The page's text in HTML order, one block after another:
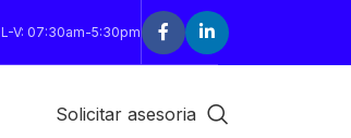
L-V: 07:30am-5:30pm
Solicitar asesoria